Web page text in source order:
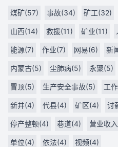
煤矿(57) 事故(34) 矿工(32)
山西(14) 救援(11) 矿业(11)
能源(7) 作业(7) 网易(6) 新
内蒙古(5) 尘肺病(5) 永聚(5)
冒顶(5) 生产安全事故(5) 工
新井(4) 代县(4) 矿区(4) 讨
停产整顿(4) 巷道(4) 营业收
单位(4) 依法(4) 视频(4)